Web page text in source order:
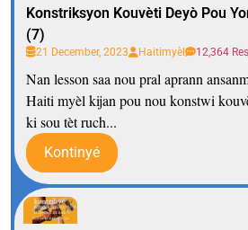
Konstriksyon Kouvèti Deyò Pou
(7)
21 December, 2023 Haitimyèl 12,364
Nan lesson saa nou pral aprann
Haiti myèl kijan pou nou konstwi
ki sou tèt ruch...
Kontinyé